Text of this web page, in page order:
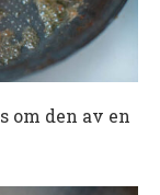
om den av en